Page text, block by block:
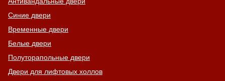
Синие двери
Временные двери
Белые двери
Полуторапольные двери
Двери для лифтовых холлов